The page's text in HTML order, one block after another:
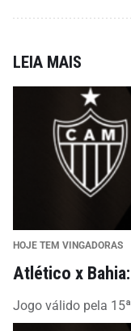
LEIA MAIS
HOJE TEM VINGADORAS
Atlético x
Jogo válido pela